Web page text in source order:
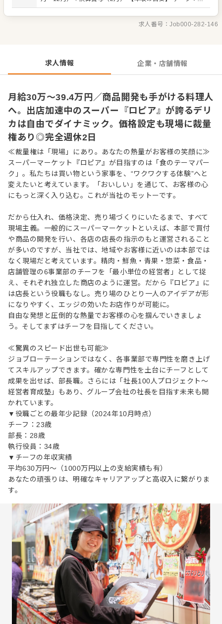
り場をプロデュースしてみたい」という方との出会いを待
ってます。 自らファンを増やしていく、そんな「商売の原
ートブランドも考案できます） ・価格設定（店舗によって
価格が異なります） ・人材育成・採用など
均630万円 ※チーフ以上：700万円以上（平均年齢32歳）
※試用期間3ヶ月あり（期間中、条件変更なし） ※固定残
業代35時間分61,000円～80,300円を支給。超過分は別途支
求人番号：Job000-282-146
求人情報 企業・店舗情報
月給30万〜39.4万円／商品開発も手がける料理人
へ。出店加速中のスーパー『ロピア』が誇るデリ
カは自由でダイナミック。価格設定も現場に裁量
権あり◎完全週休2日
≪裁量権は「現場」にあり。あなたの熱量がお客様の笑顔に≫
スーパーマーケット『ロピア』が目指すのは「食のテーマパー
ク」。私たちは買い物という家事を、“ワクワクする体験”へと
変えたいと考えています。「おいしい」を通じて、お客様の心
にもっと深く入り込む。これが当社のモットーです。
だから仕入れ、価格決定、売り場づくりにいたるまで、すべて
現場主義。一般的にスーパーマーケットといえば、本部で買付
や商品の開発を行い、各店の店長の指示のもと運営されること
が多いのですが、当社では、地域やお客様に近いのは本部では
なく現場だと考えています。精肉・鮮魚・青果・惣菜・食品・
店舗管理の6事業部のチーフを「最小単位の経営者」として捉
え、それぞれ独立した商店のように運営。だから『ロピア』に
は店長という役職もなし。売り場のひとり一人のアイデアが形
になりやすく、エッジの効いたお店作りが可能に。
自由な発想と圧倒的な熱量でお客様の心を掴んでいきましょ
う。そしてまずはチーフを目指してください。
≪驚異のスピード出世も可能≫
ジョブローテーションではなく、各事業部で専門性を磨き上げ
てスキルアップできます。確かな専門性を土台にチーフとして
成果を出せば、部長職。さらには「社長100人プロジェクト～
経営者育成塾」もあり、グループ会社の社長を目指す未来も開
かれています。
▼役職ごとの最年少記録（2024年10月時点）
チーフ：23歳
部長：28歳
執行役員：34歳
▼チーフの年収実績
平均630万円～（1000万円以上の支給実績も有）
あなたの頑張りは、明確なキャリアアップと高収入に繋がりま
す。